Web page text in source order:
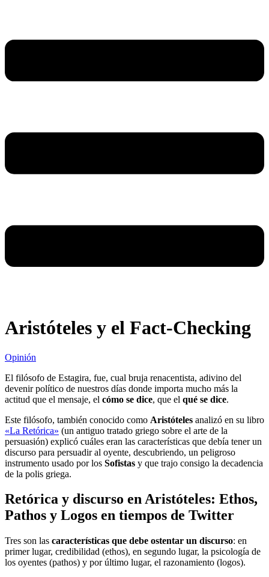
Aristóteles y el Fact-Checking
Opinión
El filósofo de Estagira, fue, cual bruja renacentista, adivino del
devenir político de nuestros días donde importa mucho más la
actitud que el mensaje, el cómo se dice, que el qué se dice.
Este filósofo, también conocido como Aristóteles analizó en su libro
«La Retórica» (un antiguo tratado griego sobre el arte de la
persuasión) explicó cuáles eran las características que debía tener un
discurso para persuadir al oyente, descubriendo, un peligroso
instrumento usado por los Sofistas y que trajo consigo la decadencia
de la polis griega.
Retórica y discurso en Aristóteles: Ethos,
Pathos y Logos en tiempos de Twitter
Tres son las características que debe ostentar un discurso: en
primer lugar, credibilidad (ethos), en segundo lugar, la psicología de
los oyentes (pathos) y por último lugar, el razonamiento (logos).